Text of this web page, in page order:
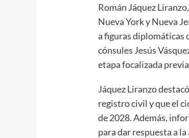
Román Jáquez
Nueva York y Nueva
a figuras diplomáticas
cónsules Jesús
etapa focalizada
Jáquez Liranzo
registro civil y que el
de 2028. Además,
para dar respuesta a